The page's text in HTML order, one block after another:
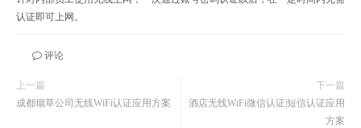
认证即可上网。
评论
上一篇
成都烟草公司无线WiFi认证应用方案
下一篇
酒店无线WiFi微信认证|短信认证应用
方案